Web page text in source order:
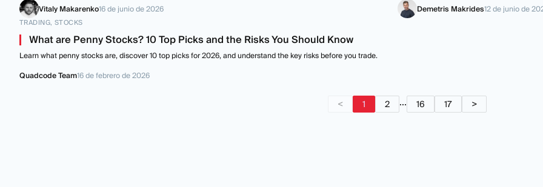
Vitaly Makarenko16 de junio de 2026 Demetris Makrides12 de junio de
TRADING, STOCKS
What are Penny Stocks? 10 Top Picks and the Risks You Should Know
Learn what penny stocks are, discover 10 top picks for 2026, and understand the key risks before you trade.
Quadcode Team16 de febrero de 2026
< 1 2 ... 16 17 >